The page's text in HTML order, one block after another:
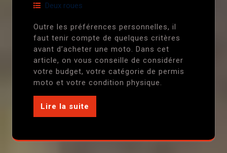
Deux roues
Outre les préférences personnelles, il
faut tenir compte de quelques critères
avant d’acheter une moto. Dans cet
article, on vous conseille de considérer
votre budget, votre catégorie de permis
moto et votre condition physique.
Lire la suite